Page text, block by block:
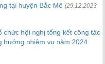
tại huyện Bắc Mê (29.12.2023
chức hội nghị tổng kết công tác
hướng nhiệm vụ năm 2024